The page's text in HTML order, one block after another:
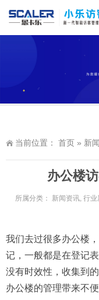
当前位置： 首页 » 新
办公楼
所属分类： 新闻资讯, 行业
我们去过很多办公楼
记，一般都是在登记
没有时效性，收集到
办公楼的管理带来不便